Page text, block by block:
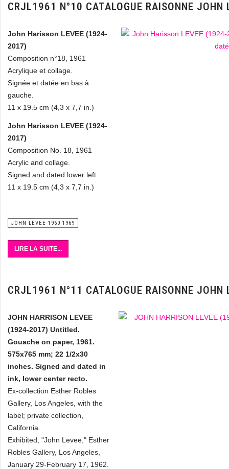
CRJL1961 N°10 CATALOGUE RAISONNE JOHN
John Harisson LEVEE (1924-
2017)
Composition n°18, 1961
Acrylique et collage.
Signée et datée en bas à
gauche.
11 x 19.5 cm (4,3 x 7,7 in.)
John Harisson LEVEE (1924-
2017)
Composition No. 18, 1961
Acrylic and collage.
Signed and dated lower left.
11 x 19.5 cm (4,3 x 7,7 in.)
JOHN LEVEE 1960-1969
LIRE LA SUITE...
CRJL1961 N°11 CATALOGUE RAISONNE JOHN
JOHN HARRISON LEVEE
(1924-2017) Untitled.
Gouache on paper, 1961.
575x765 mm; 22 1/2x30
inches. Signed and dated in
ink, lower center recto.
Ex-collection Esther Robles
Gallery, Los Angeles, with the
label; private collection,
California.
Exhibited, "John Levee," Esther
Robles Gallery, Los Angeles,
January 29-February 17, 1962.